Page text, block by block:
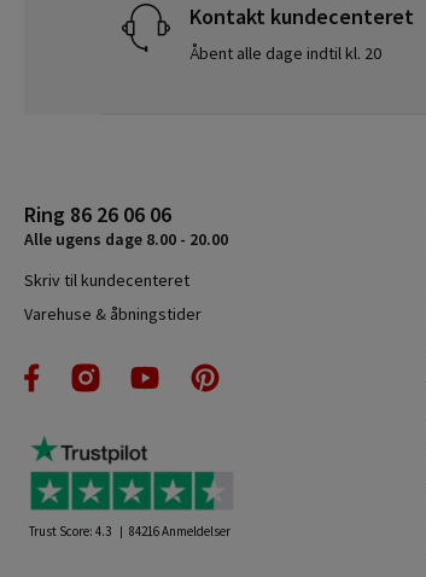
Kontakt kundecenteret
Åbent alle dage indtil kl. 20
Ring 86 26 06 06
Alle ugens dage 8.00 - 20.00
Skriv til kundecenteret
Varehuse & åbningstider
Trust Score: 4.3 84216Anmeldelser